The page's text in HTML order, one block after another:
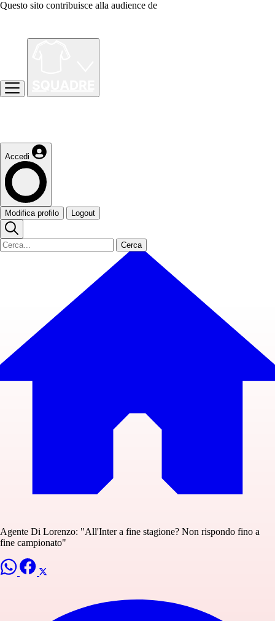
Questo sito contribuisce alla audience de
Accedi
Modifica profilo Logout
Cerca
Agente Di Lorenzo: "All'Inter a fine stagione? Non rispondo fino a
fine campionato"